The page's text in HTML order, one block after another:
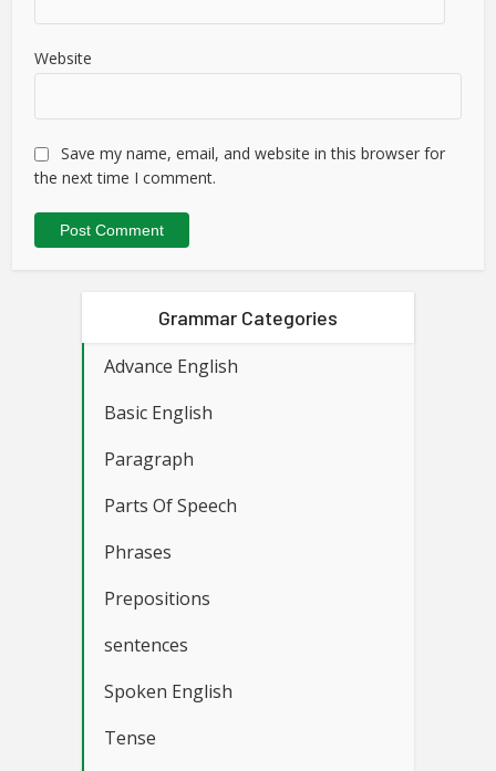
Website
Save my name, email, and website in this browser for
the next time I comment.
Grammar Categories
Advance English
Basic English
Paragraph
Parts Of Speech
Phrases
Prepositions
sentences
Spoken English
Tense